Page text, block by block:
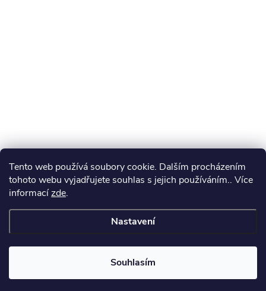
Tento web používá soubory cookie. Dalším procházením
tohoto webu vyjadřujete souhlas s jejich používáním.. Více
informacízde.
Nastavení
Souhlasím